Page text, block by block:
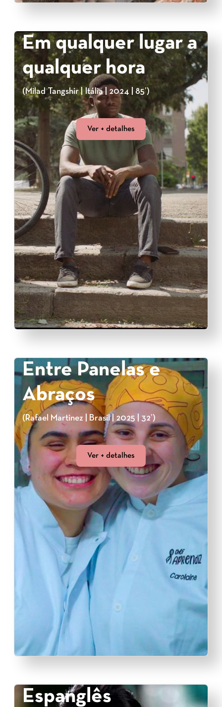
Em qualquer lugar a
qualquer hora
(Milad Tangshir | Itália | 2024 | 85’)
Ver + detalhes
Entre Panelas e
Abraços
(Rafael Martinez | Brasil | 2025 | 32’)
Ver + detalhes
Espanglês